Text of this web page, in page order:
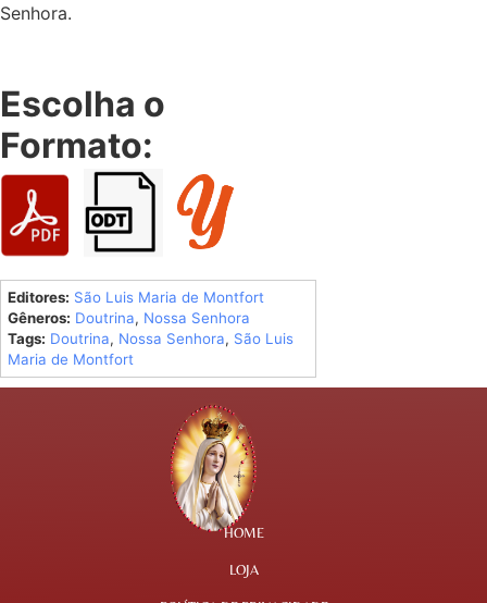
Senhora.
Escolha o
Formato:
Editores: São Luis Maria de Montfort
Gêneros: Doutrina, Nossa Senhora
Tags: Doutrina, Nossa Senhora, São Luis
Maria de Montfort
HOME
LOJA